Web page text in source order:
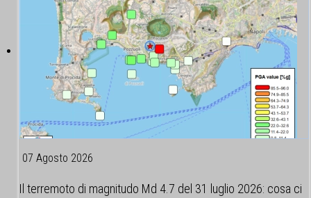
07 Agosto 2026
Il terremoto di magnitudo Md 4.7 del 31 luglio 2026: cosa ci